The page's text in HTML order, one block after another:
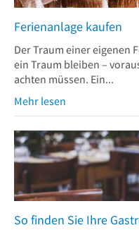
Ferienanlage kaufen
Der Traum einer eigenen
ein Traum bleiben –
achten müssen. Ein...
Mehr lesen
So finden Sie Ihre